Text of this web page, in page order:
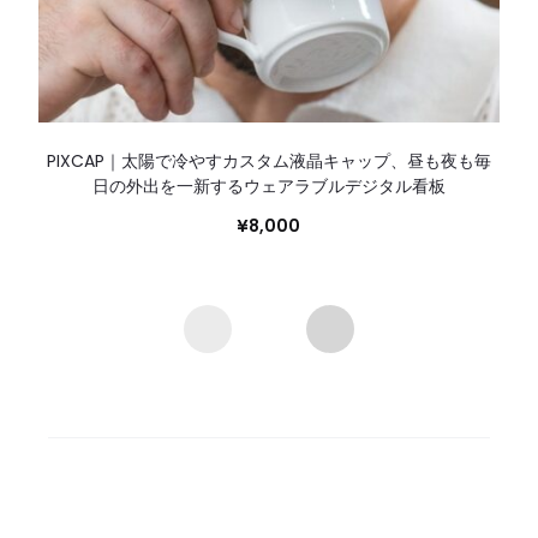
PIXCAP｜太陽で冷やすカスタム液晶キャップ、昼も夜も毎
日の外出を一新するウェアラブルデジタル看板
¥8,000